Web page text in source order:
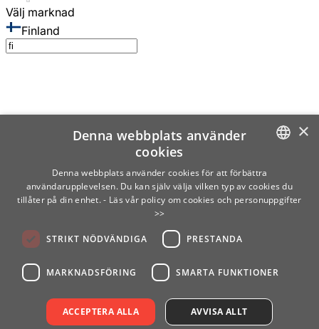
Välj marknad
Finland
SWEDISH
×
Denna webbplats använder
cookies
Denna webbplats använder cookies för att förbättra
användarupplevelsen. Du kan själv välja vilken typ av cookies du
tillåter på din enhet. - Läs vår policy om cookies och personuppgifter
>>
STRIKT NÖDVÄNDIGA PRESTANDA
MARKNADSFÖRING SMARTA FUNKTIONER
ACCEPTERA ALLA AVVISA ALLT